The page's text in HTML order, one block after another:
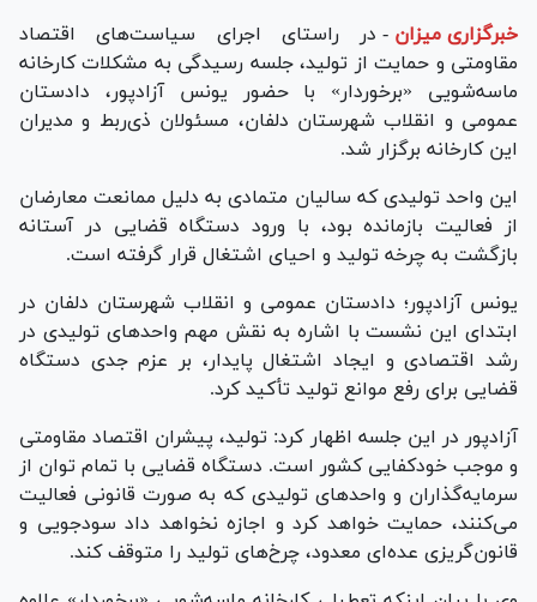
خبرگزاری میزان - در راستای اجرای سیاست‌های اقتصاد
مقاومتی و حمایت از تولید، جلسه رسیدگی به مشکلات کارخانه
ماسه‌شویی «برخوردار» با حضور یونس آزادپور، دادستان
عمومی و انقلاب شهرستان دلفان، مسئولان ذی‌ربط و مدیران
این کارخانه برگزار شد.
این واحد تولیدی که سالیان متمادی به دلیل ممانعت معارضان
از فعالیت بازمانده بود، با ورود دستگاه قضایی در آستانه
بازگشت به چرخه تولید و احیای اشتغال قرار گرفته است.
یونس آزادپور؛ دادستان عمومی و انقلاب شهرستان دلفان در
ابتدای این نشست با اشاره به نقش مهم واحد‌های تولیدی در
رشد اقتصادی و ایجاد اشتغال پایدار، بر عزم جدی دستگاه
قضایی برای رفع موانع تولید تأکید کرد.
آزادپور در این جلسه اظهار کرد: تولید، پیشران اقتصاد مقاومتی
و موجب خودکفایی کشور است. دستگاه قضایی با تمام توان از
سرمایه‌گذاران و واحد‌های تولیدی که به صورت قانونی فعالیت
می‌کنند، حمایت خواهد کرد و اجازه نخواهد داد سودجویی و
قانون‌گریزی عده‌ای معدود، چرخ‌های تولید را متوقف کند.